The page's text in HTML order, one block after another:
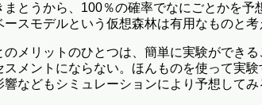
とうから、100％の確率でなにごとかを
スモデルという仮想森林は有用なものと考
メリットのひとつは、簡単に実験ができ
メントにならない。ほんものを使って実
などもシミュレーションにより予想してみ